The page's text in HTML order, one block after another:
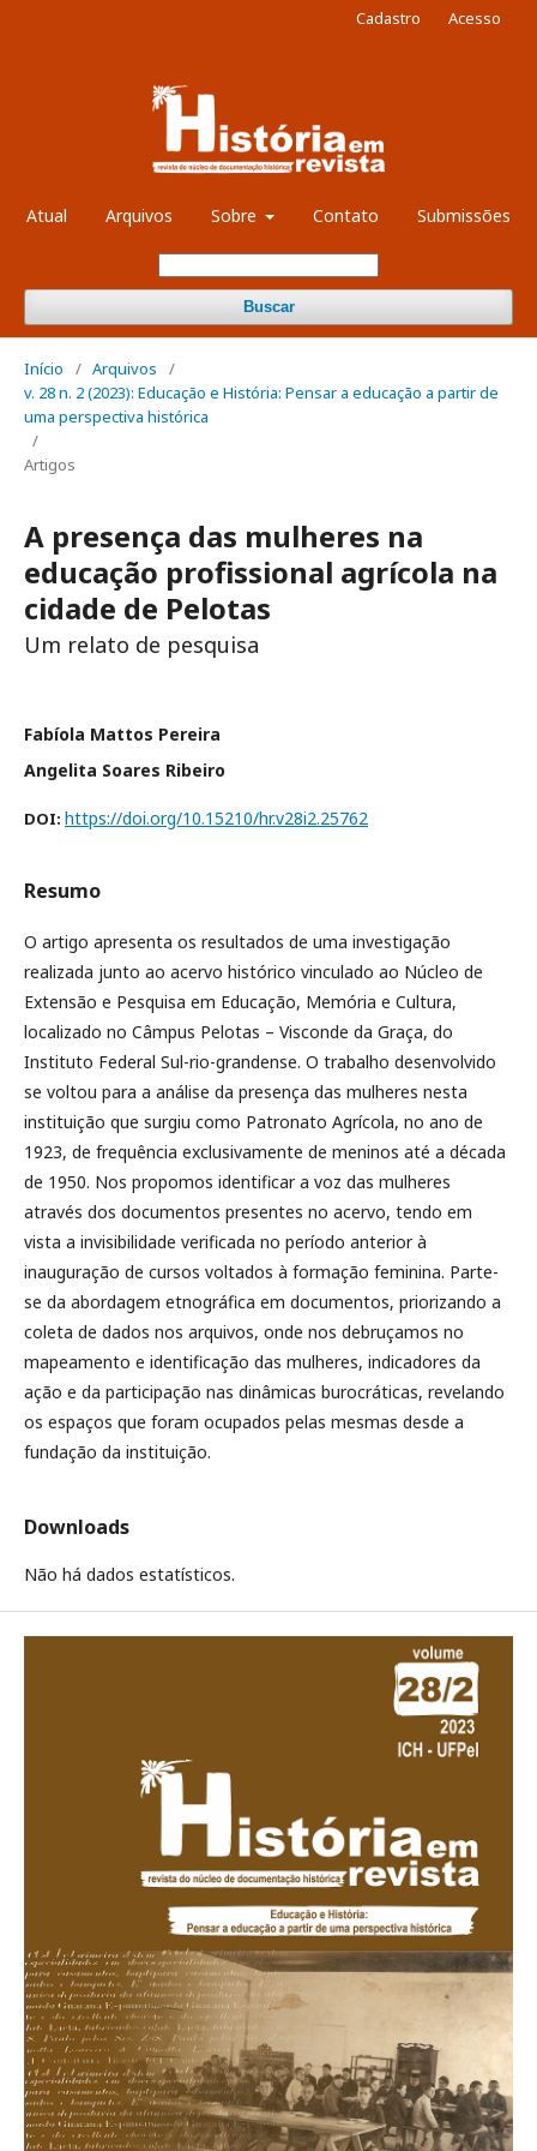
Atual Arquivos Sobre Contato Submissões
Buscar
Cadastro Acesso
Início / Arquivos
/
v. 28 n. 2 (2023): Educação e História: Pensar a educação a partir de
uma perspectiva histórica
/
Artigos
A presença das mulheres na
educação profissional agrícola na
cidade de Pelotas
Um relato de pesquisa
Fabíola Mattos Pereira
Angelita Soares Ribeiro
DOI: https://doi.org/10.15210/hr.v28i2.25762
Resumo
O artigo apresenta os resultados de uma investigação
realizada junto ao acervo histórico vinculado ao Núcleo de
Extensão e Pesquisa em Educação, Memória e Cultura,
localizado no Câmpus Pelotas – Visconde da Graça, do
Instituto Federal Sul-rio-grandense. O trabalho desenvolvido
se voltou para a análise da presença das mulheres nesta
instituição que surgiu como Patronato Agrícola, no ano de
1923, de frequência exclusivamente de meninos até a década
de 1950. Nos propomos identificar a voz das mulheres
através dos documentos presentes no acervo, tendo em
vista a invisibilidade verificada no período anterior à
inauguração de cursos voltados à formação feminina. Parte-
se da abordagem etnográfica em documentos, priorizando a
coleta de dados nos arquivos, onde nos debruçamos no
mapeamento e identificação das mulheres, indicadores da
ação e da participação nas dinâmicas burocráticas, revelando
os espaços que foram ocupados pelas mesmas desde a
fundação da instituição.
Downloads
Não há dados estatísticos.